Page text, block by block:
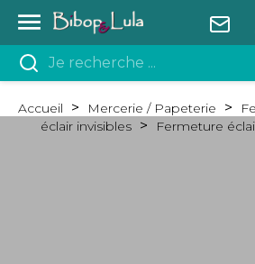

Accueil Mercerie / Papeterie
éclair invisibles
Fermeture